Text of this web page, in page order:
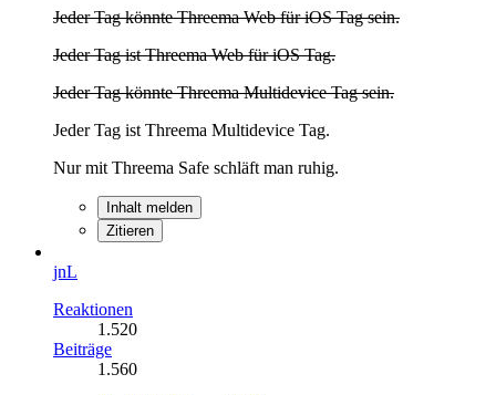
Jeder Tag könnte Threema Web für iOS Tag sein.
Jeder Tag ist Threema Web für iOS Tag.
Jeder Tag könnte Threema Multidevice Tag sein.
Jeder Tag ist Threema Multidevice Tag.
Nur mit Threema Safe schläft man ruhig.
Inhalt melden
Zitieren
jnL
Reaktionen
1.520
Beiträge
1.560